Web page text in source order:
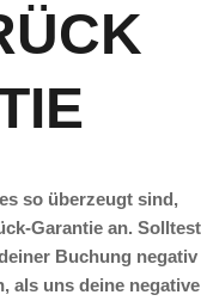
so überzeugt sind,
Garantie an. Solltest
Buchung negativ
als uns deine negative